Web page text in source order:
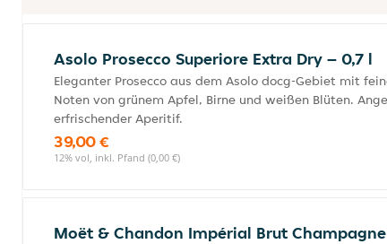
Asolo Prosecco Superiore Extra Dry – 0,7 l
Eleganter Prosecco aus dem Asolo docg-Gebiet mit
Noten von grünem Apfel, Birne und weißen Blüten.
erfrischender Aperitif.
39,00 €
12% vol, inkl. Pfand (0,00 €)
Moët & Chandon Impérial Brut